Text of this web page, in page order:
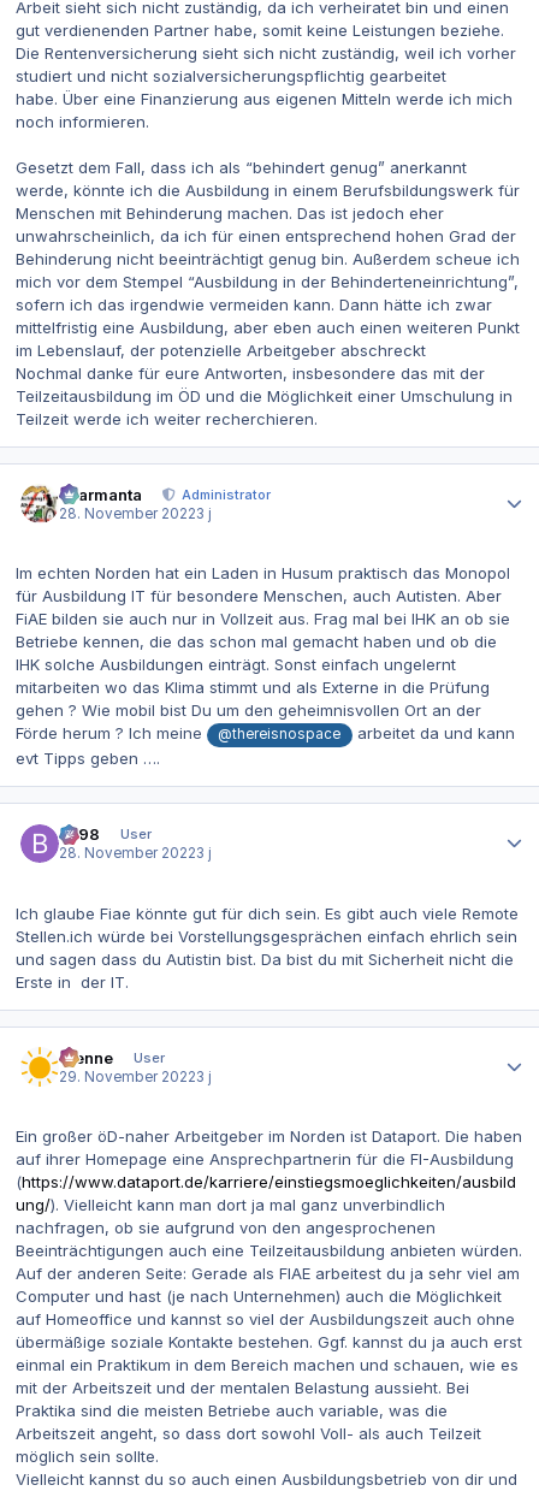
Arbeit sieht sich nicht zuständig, da ich verheiratet bin und einen
gut verdienenden Partner habe, somit keine Leistungen beziehe.
Die Rentenversicherung sieht sich nicht zuständig, weil ich vorher
studiert und nicht sozialversicherungspflichtig gearbeitet
habe. Über eine Finanzierung aus eigenen Mitteln werde ich mich
noch informieren.
Gesetzt dem Fall, dass ich als “behindert genug” anerkannt
werde, könnte ich die Ausbildung in einem Berufsbildungswerk für
Menschen mit Behinderung machen. Das ist jedoch eher
unwahrscheinlich, da ich für einen entsprechend hohen Grad der
Behinderung nicht beeinträchtigt genug bin. Außerdem scheue ich
mich vor dem Stempel “Ausbildung in der Behinderteneinrichtung”,
sofern ich das irgendwie vermeiden kann. Dann hätte ich zwar
mittelfristig eine Ausbildung, aber eben auch einen weiteren Punkt
im Lebenslauf, der potenzielle Arbeitgeber abschreckt
Nochmal danke für eure Antworten, insbesondere das mit der
Teilzeitausbildung im ÖD und die Möglichkeit einer Umschulung in
Teilzeit werde ich weiter recherchieren.
charmanta
Administrator
28. November 20223 j
Im echten Norden hat ein Laden in Husum praktisch das Monopol
für Ausbildung IT für besondere Menschen, auch Autisten. Aber
FiAE bilden sie auch nur in Vollzeit aus. Frag mal bei IHK an ob sie
Betriebe kennen, die das schon mal gemacht haben und ob die
IHK solche Ausbildungen einträgt. Sonst einfach ungelernt
mitarbeiten wo das Klima stimmt und als Externe in die Prüfung
gehen ? Wie mobil bist Du um den geheimnisvollen Ort an der
Förde herum ? Ich meine
@thereisnospace
arbeitet da und kann
evt Tipps geben ….
be98
User
28. November 20223 j
Ich glaube Fiae könnte gut für dich sein. Es gibt auch viele Remote
Stellen.ich würde bei Vorstellungsgesprächen einfach ehrlich sein
und sagen dass du Autistin bist. Da bist du mit Sicherheit nicht die
Erste in der IT.
Rienne
User
29. November 20223 j
Ein großer öD-naher Arbeitgeber im Norden ist Dataport. Die haben
auf ihrer Homepage eine Ansprechpartnerin für die FI-Ausbildung
(https://www.dataport.de/karriere/einstiegsmoeglichkeiten/ausbild
ung/). Vielleicht kann man dort ja mal ganz unverbindlich
nachfragen, ob sie aufgrund von den angesprochenen
Beeinträchtigungen auch eine Teilzeitausbildung anbieten würden.
Auf der anderen Seite: Gerade als FIAE arbeitest du ja sehr viel am
Computer und hast (je nach Unternehmen) auch die Möglichkeit
auf Homeoffice und kannst so viel der Ausbildungszeit auch ohne
übermäßige soziale Kontakte bestehen. Ggf. kannst du ja auch erst
einmal ein Praktikum in dem Bereich machen und schauen, wie es
mit der Arbeitszeit und der mentalen Belastung aussieht. Bei
Praktika sind die meisten Betriebe auch variable, was die
Arbeitszeit angeht, so dass dort sowohl Voll- als auch Teilzeit
möglich sein sollte.
Vielleicht kannst du so auch einen Ausbildungsbetrieb von dir und